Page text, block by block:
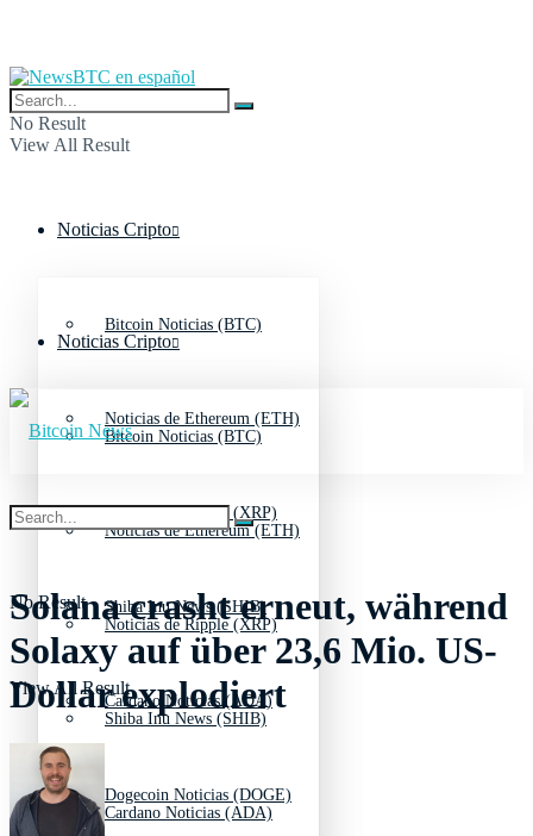
No Result
View All Result
Noticias Cripto
Bitcoin Noticias (BTC)
Noticias de Ethereum (ETH)
Noticias de Ripple (XRP)
Shiba Inu News (SHIB)
Cardano Noticias (ADA)
Dogecoin Noticias (DOGE)
Noticias Cripto
Bitcoin Noticias (BTC)
Noticias de Ethereum (ETH)
Noticias de Ripple (XRP)
Shiba Inu News (SHIB)
Cardano Noticias (ADA)
No Result
View All Result
Solana crasht erneut, während
Solaxy auf über 23,6 Mio. US-
Dollar explodiert